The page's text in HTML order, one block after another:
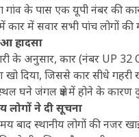
गांव के पास एक यूपी नंबर की
कार में सवार सभी पांच लोगों
हादसा
के अनुसार, कार (नंबर UP 32
खो दिया, जिससे कार सीधे गहरी
घने जंगल क्षेत्र में होने के कारण
लोगों ने दी सूचना
बाद स्थानीय लोगों की नजर खाई